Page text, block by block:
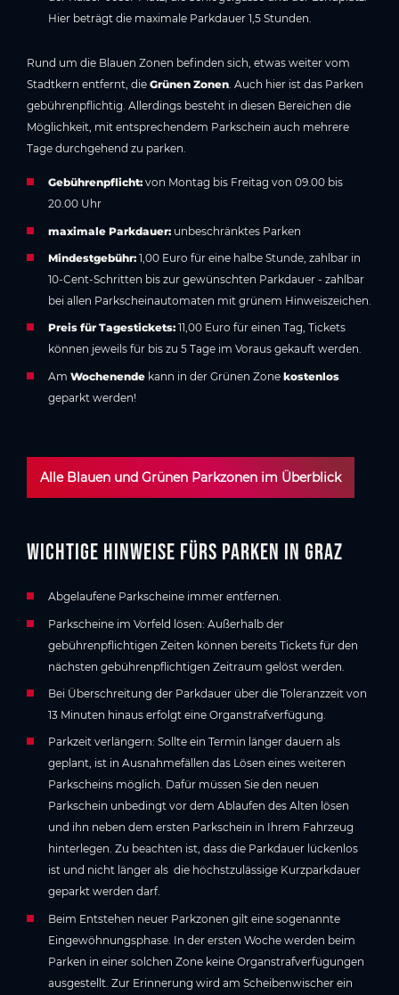
Hier beträgt die maximale Parkdauer 1,5 Stunden.
Rund um die Blauen Zonen befinden sich, etwas weiter vom
Stadtkern entfernt, die Grünen Zonen . Auch hier ist das Parken
gebührenpflichtig. Allerdings besteht in diesen Bereichen die
Möglichkeit, mit entsprechendem Parkschein auch mehrere
Tage durchgehend zu parken.
Gebührenpflicht: von Montag bis Freitag von 09.00 bis
20.00 Uhr
maximale Parkdauer: unbeschränktes Parken
Mindestgebühr: 1,00 Euro für eine halbe Stunde, zahlbar in
10-Cent-Schritten bis zur gewünschten Parkdauer - zahlbar
bei allen Parkscheinautomaten mit grünem Hinweiszeichen.
Preis für Tagestickets: 11,00 Euro für einen Tag, Tickets
können jeweils für bis zu 5 Tage im Voraus gekauft werden.
Am Wochenende kann in der Grünen Zone kostenlos
geparkt werden!
Alle Blauen und Grünen Parkzonen im Überblick
Wichtige Hinweise fürs Parken in Graz
Abgelaufene Parkscheine immer entfernen.
Parkscheine im Vorfeld lösen: Außerhalb der
gebührenpflichtigen Zeiten können bereits Tickets für den
nächsten gebührenpflichtigen Zeitraum gelöst werden.
Bei Überschreitung der Parkdauer über die Toleranzzeit von
13 Minuten hinaus erfolgt eine Organstrafverfügung.
Parkzeit verlängern: Sollte ein Termin länger dauern als
geplant, ist in Ausnahmefällen das Lösen eines weiteren
Parkscheins möglich. Dafür müssen Sie den neuen
Parkschein unbedingt vor dem Ablaufen des Alten lösen
und ihn neben dem ersten Parkschein in Ihrem Fahrzeug
hinterlegen. Zu beachten ist, dass die Parkdauer lückenlos
ist und nicht länger als die höchstzulässige Kurzparkdauer
geparkt werden darf.
Beim Entstehen neuer Parkzonen gilt eine sogenannte
Eingewöhnungsphase. In der ersten Woche werden beim
Parken in einer solchen Zone keine Organstrafverfügungen
ausgestellt. Zur Erinnerung wird am Scheibenwischer ein